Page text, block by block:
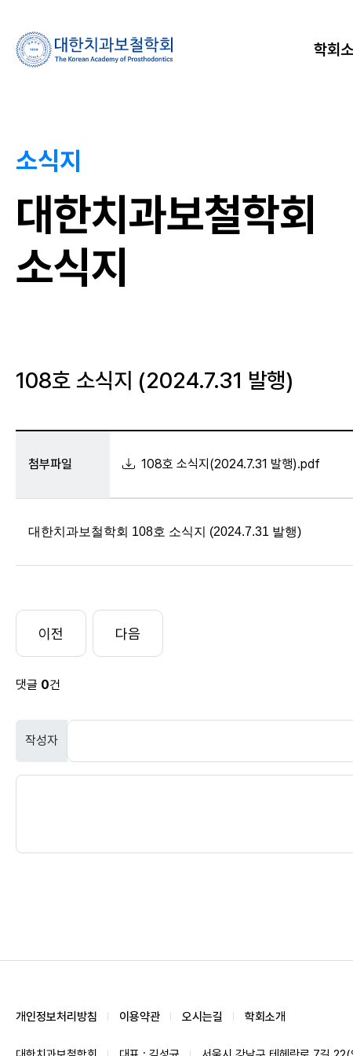
학회
소식지
대한치과보철학회
소식지
108호 소식지 (2024.7.31 발행)
첨부파일 108호 소식지(2024.7.31 발행).pdf
대한치과보철학회 108호 소식지 (2024.7.31 발행)
댓글 0건
작성자
개인정보처리방침 이용약관 오시는길 학회소개